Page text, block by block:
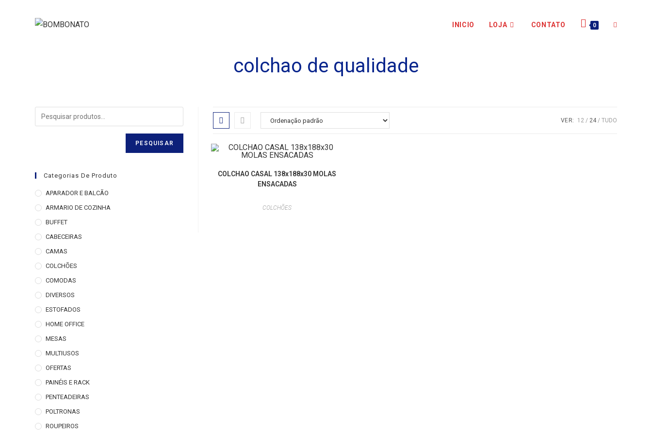
INICIO LOJA CONTATO 0
colchao de qualidade
VER: 12 24 TUDO
COLCHAO CASAL 138x188x30 MOLAS
ENSACADAS
COLCHÕES
PESQUISAR
Categorias De Produto
APARADOR E BALCÃO
ARMARIO DE COZINHA
BUFFET
CABECEIRAS
CAMAS
COLCHÕES
COMODAS
DIVERSOS
ESTOFADOS
HOME OFFICE
MESAS
MULTIUSOS
OFERTAS
PAINÉIS E RACK
PENTEADEIRAS
POLTRONAS
ROUPEIROS